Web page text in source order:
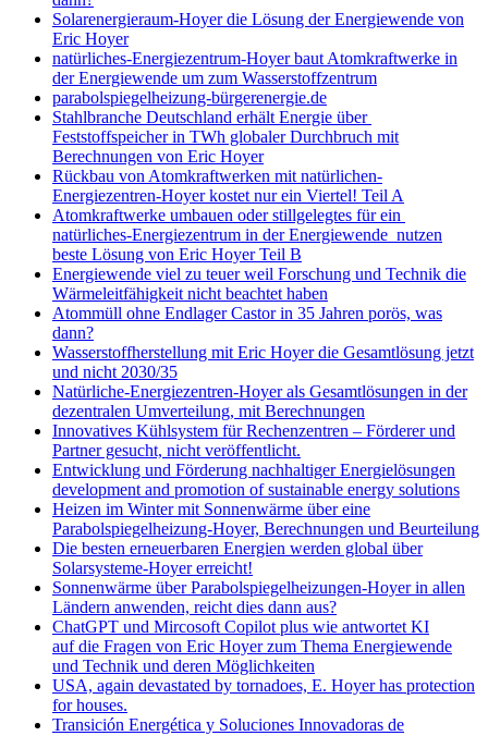
Solarenergieraum-Hoyer die Lösung der Energiewende von
Eric Hoyer
natürliches-Energiezentrum-Hoyer baut Atomkraftwerke in
der Energiewende um zum Wasserstoffzentrum
parabolspiegelheizung-bürgerenergie.de
Stahlbranche Deutschland erhält Energie über
Feststoffspeicher in TWh globaler Durchbruch mit
Berechnungen von Eric Hoyer
Rückbau von Atomkraftwerken mit natürlichen-
Energiezentren-Hoyer kostet nur ein Viertel! Teil A
Atomkraftwerke umbauen oder stillgelegtes für ein
natürliches-Energiezentrum in der Energiewende nutzen
beste Lösung von Eric Hoyer Teil B
Energiewende viel zu teuer weil Forschung und Technik die
Wärmeleitfähigkeit nicht beachtet haben
Atommüll ohne Endlager Castor in 35 Jahren porös, was
dann?
Wasserstoffherstellung mit Eric Hoyer die Gesamtlösung jetzt
und nicht 2030/35
Natürliche-Energiezentren-Hoyer als Gesamtlösungen in der
dezentralen Umverteilung, mit Berechnungen
Innovatives Kühlsystem für Rechenzentren – Förderer und
Partner gesucht, nicht veröffentlicht.
Entwicklung und Förderung nachhaltiger Energielösungen
development and promotion of sustainable energy solutions
Heizen im Winter mit Sonnenwärme über eine
Parabolspiegelheizung-Hoyer, Berechnungen und Beurteilung
Die besten erneuerbaren Energien werden global über
Solarsysteme-Hoyer erreicht!
Sonnenwärme über Parabolspiegelheizungen-Hoyer in allen
Ländern anwenden, reicht dies dann aus?
ChatGPT und Mircosoft Copilot plus wie antwortet KI
auf die Fragen von Eric Hoyer zum Thema Energiewende
und Technik und deren Möglichkeiten
USA, again devastated by tornadoes, E. Hoyer has protection
for houses.
Transición Energética y Soluciones Innovadoras de